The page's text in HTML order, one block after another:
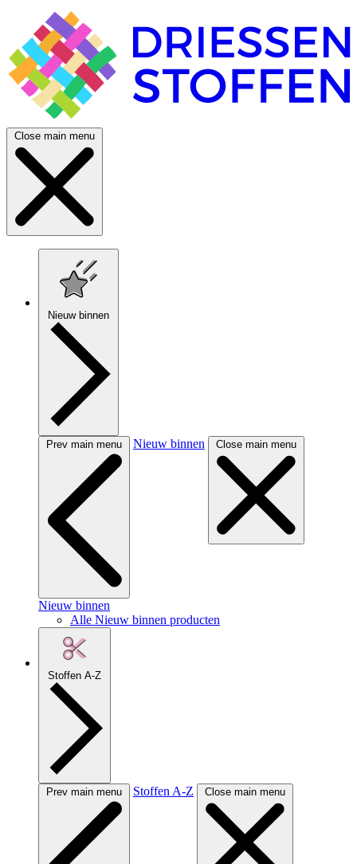
Close main menu
Nieuw binnen
Prev main menu Nieuw binnen Close main menu
Nieuw binnen
Alle Nieuw binnen producten
Stoffen A-Z
Prev main menu Stoffen A-Z Close main menu